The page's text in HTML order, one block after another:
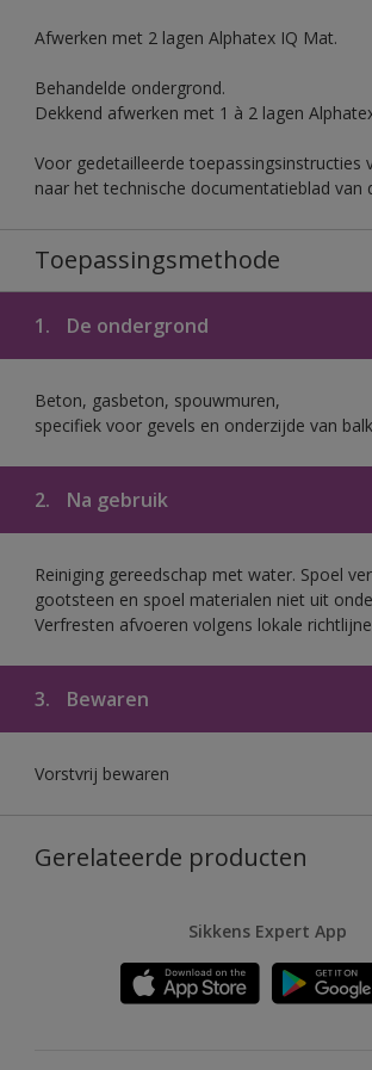
Afwerken met 2 lagen Alphatex IQ Mat.
Behandelde ondergrond.
Dekkend afwerken met 1 à 2 lagen
Voor gedetailleerde toepassingsinstructies
naar het technische documentatieblad van
Toepassingsmethode
1. De ondergrond
Beton, gasbeton, spouwmuren,
specifiek voor gevels en onderzijde van
2. Na gebruik
Reiniging gereedschap met water. Spoel
gootsteen en spoel materialen niet uit
Verfresten afvoeren volgens lokale
3. Bewaren
Vorstvrij bewaren
Gerelateerde producten
Sikkens Expert App